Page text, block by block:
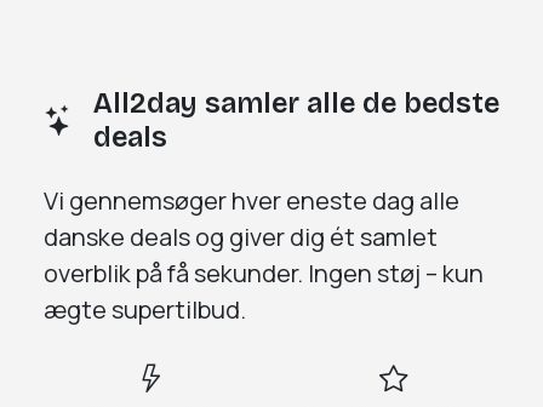
All2day samler alle de bedste
deals
Vi gennemsøgerhver eneste dag alle
danske deals og giver dig ét samlet
overblik på få sekunder. Ingen støj – kun
ægte supertilbud.